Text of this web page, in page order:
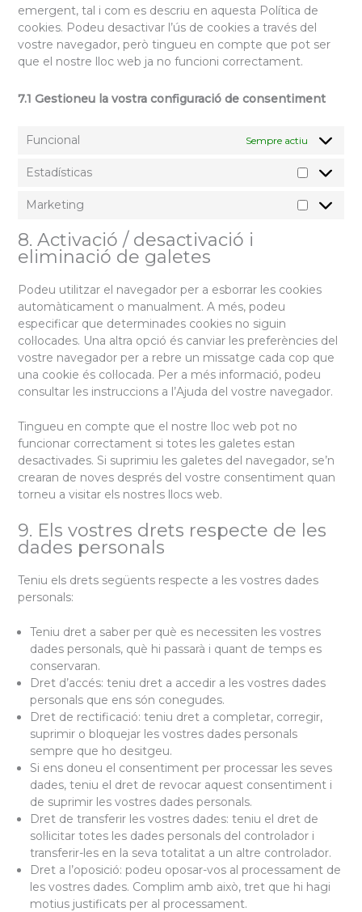
emergent, tal i com es descriu en aquesta Política de
cookies. Podeu desactivar l’ús de cookies a través del
vostre navegador, però tingueu en compte que pot ser
que el nostre lloc web ja no funcioni correctament.
7.1 Gestioneu la vostra configuració de consentiment
Funcional Sempre actiu
Estadísticas
Marketing
8. Activació / desactivació i
eliminació de galetes
Podeu utilitzar el navegador per a esborrar les cookies
automàticament o manualment. A més, podeu
especificar que determinades cookies no siguin
col·locades. Una altra opció és canviar les preferències del
vostre navegador per a rebre un missatge cada cop que
una cookie és col·locada. Per a més informació, podeu
consultar les instruccions a l’Ajuda del vostre navegador.
Tingueu en compte que el nostre lloc web pot no
funcionar correctament si totes les galetes estan
desactivades. Si suprimiu les galetes del navegador, se’n
crearan de noves després del vostre consentiment quan
torneu a visitar els nostres llocs web.
9. Els vostres drets respecte de les
dades personals
Teniu els drets següents respecte a les vostres dades
personals:
Teniu dret a saber per què es necessiten les vostres
dades personals, què hi passarà i quant de temps es
conservaran.
Dret d’accés: teniu dret a accedir a les vostres dades
personals que ens són conegudes.
Dret de rectificació: teniu dret a completar, corregir,
suprimir o bloquejar les vostres dades personals
sempre que ho desitgeu.
Si ens doneu el consentiment per processar les seves
dades, teniu el dret de revocar aquest consentiment i
de suprimir les vostres dades personals.
Dret de transferir les vostres dades: teniu el dret de
sol·licitar totes les dades personals del controlador i
transferir-les en la seva totalitat a un altre controlador.
Dret a l’oposició: podeu oposar-vos al processament de
les vostres dades. Complim amb això, tret que hi hagi
motius justificats per al processament.